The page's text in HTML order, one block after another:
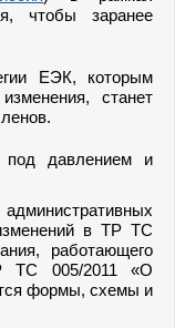
чтобы заранее
ЕЭК, которым
станет
под давлением и
в ТР ТС
работающего
ТС 005/2011 «О
формы, схемы и